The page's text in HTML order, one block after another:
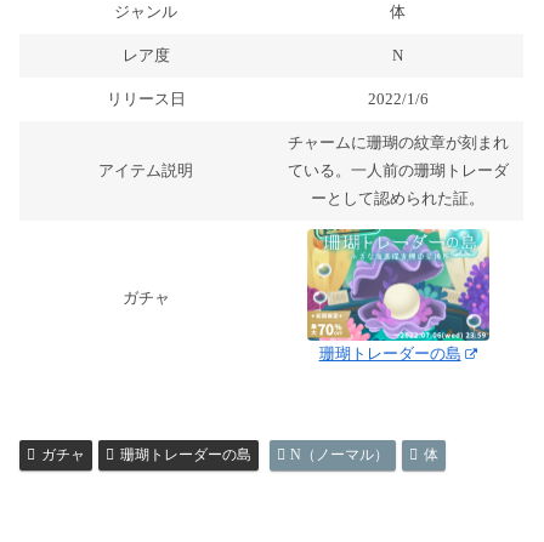
ジャンル 体
レア度 N
リリース日 2022/1/6
アイテム説明
チャームに珊瑚の紋章が刻まれ
ている。一人前の珊瑚トレーダ
ーとして認められた証。
ガチャ
珊瑚トレーダーの島
ガチャ 珊瑚トレーダーの島 N（ノーマル） 体